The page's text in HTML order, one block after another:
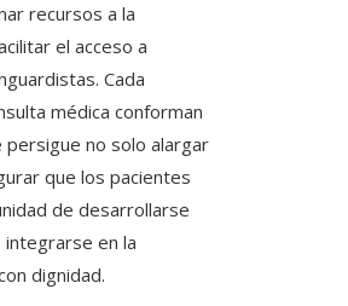
recursos a la
el acceso a
Cada
médica conforman
no solo alargar
que los pacientes
de desarrollarse
en la
dignidad.